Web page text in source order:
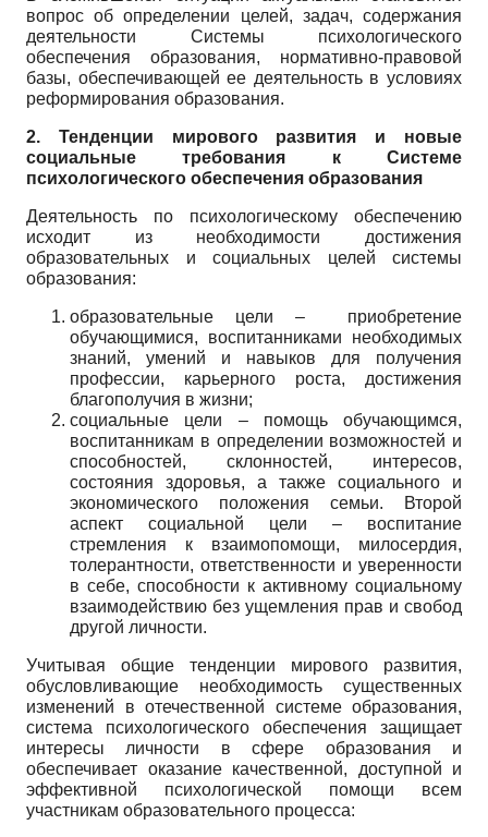
вопрос об определении целей, задач, содержания
деятельности Системы психологического
обеспечения образования, нормативно-правовой
базы, обеспечивающей ее деятельность в условиях
реформирования образования.
2. Тенденции мирового развития и новые
социальные требования к Системе
психологического обеспечения образования
Деятельность по психологическому обеспечению
исходит из необходимости достижения
образовательных и социальных целей системы
образования:
образовательные цели – приобретение
обучающимися, воспитанниками необходимых
знаний, умений и навыков для получения
профессии, карьерного роста, достижения
благополучия в жизни;
социальные цели – помощь обучающимся,
воспитанникам в определении возможностей и
способностей, склонностей, интересов,
состояния здоровья, а также социального и
экономического положения семьи. Второй
аспект социальной цели – воспитание
стремления к взаимопомощи, милосердия,
толерантности, ответственности и уверенности
в себе, способности к активному социальному
взаимодействию без ущемления прав и свобод
другой личности.
Учитывая общие тенденции мирового развития,
обусловливающие необходимость существенных
изменений в отечественной системе образования,
система психологического обеспечения защищает
интересы личности в сфере образования и
обеспечивает оказание качественной, доступной и
эффективной психологической помощи всем
участникам образовательного процесса: